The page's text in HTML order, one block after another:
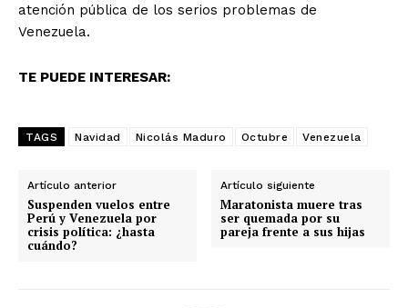
atención pública de los serios problemas de
Venezuela.
TE PUEDE INTERESAR:
TAGS Navidad Nicolás Maduro Octubre Venezuela
Artículo anterior
Suspenden vuelos entre
Perú y Venezuela por
crisis política: ¿hasta
cuándo?
Artículo siguiente
Maratonista muere tras
ser quemada por su
pareja frente a sus hijas